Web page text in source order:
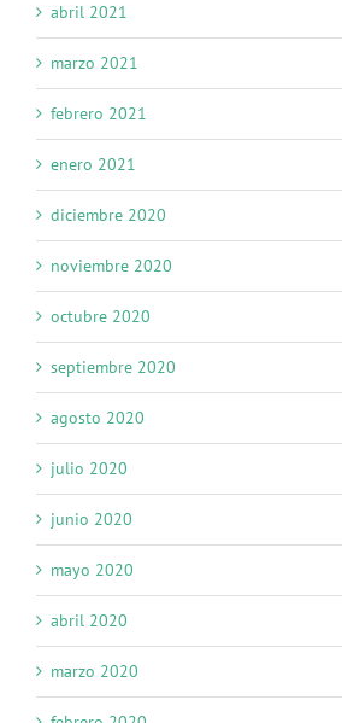
abril 2021
marzo 2021
febrero 2021
enero 2021
diciembre 2020
noviembre 2020
octubre 2020
septiembre 2020
agosto 2020
julio 2020
junio 2020
mayo 2020
abril 2020
marzo 2020